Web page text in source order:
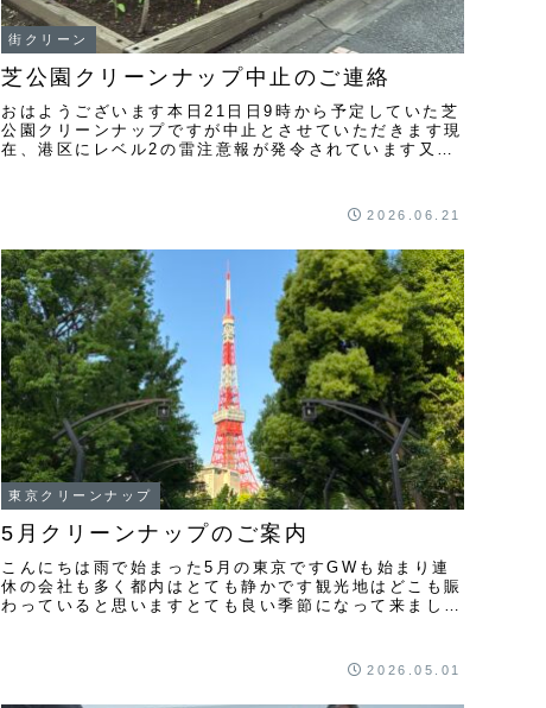
街クリーン
芝公園クリーンナップ中止のご連絡
おはようございます本日21日日9時から予定していた芝
公園クリーンナップですが中止とさせていただきます現
在、港区にレベル2の雷注意報が発令されています又、
2026.06.21
東京クリーンナップ
5月クリーンナップのご案内
こんにちは雨で始まった5月の東京ですGWも始まり連
休の会社も多く都内はとても静かです観光地はどこも賑
わっていると思いますとても良い季節になって来ました
2026.05.01